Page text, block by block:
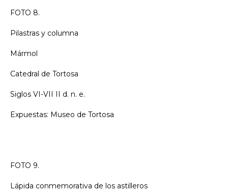
FOTO 8.
Pilastras y columna
Mármol
Catedral de Tortosa
Siglos VI-VII II d. n. e.
Expuestas: Museo de Tortosa
FOTO 9.
Lápida conmemorativa de los astilleros